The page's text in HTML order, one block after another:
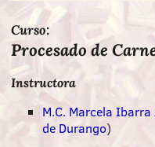
Curso:
Procesado de
Instructora
M.C. Marcela
de Durango)